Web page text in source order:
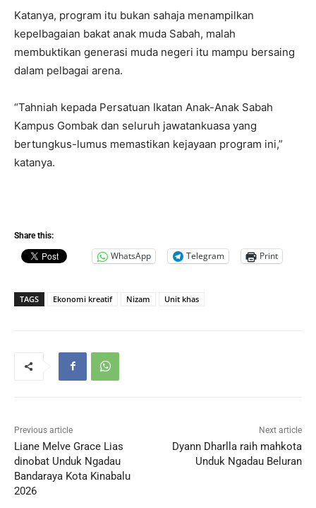
Katanya, program itu bukan sahaja menampilkan
kepelbagaian bakat anak muda Sabah, malah
membuktikan generasi muda negeri itu mampu bersaing
dalam pelbagai arena.
“Tahniah kepada Persatuan Ikatan Anak-Anak Sabah
Kampus Gombak dan seluruh jawatankuasa yang
bertungkus-lumus memastikan kejayaan program ini,”
katanya.
Share this:
WhatsApp Telegram Print
TAGS Ekonomi kreatif Nizam Unit khas
Previous article
Liane Melve Grace Lias
dinobat Unduk Ngadau
Bandaraya Kota Kinabalu
2026
Next article
Dyann Dharlla raih mahkota
Unduk Ngadau Beluran